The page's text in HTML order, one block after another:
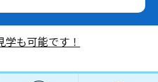
も可能です！